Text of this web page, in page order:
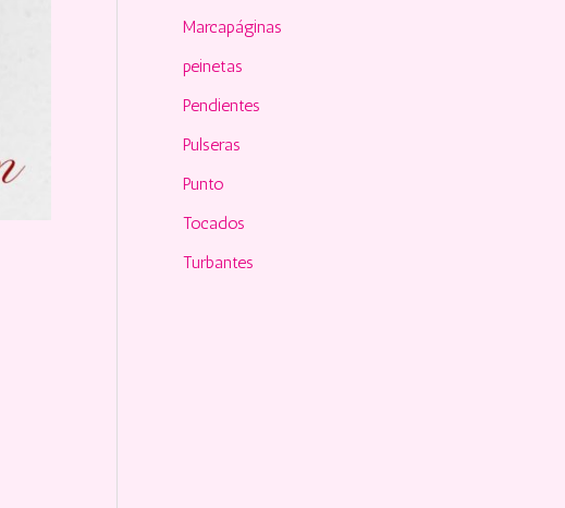
Marcapáginas
peinetas
Pendientes
Pulseras
Punto
Tocados
Turbantes